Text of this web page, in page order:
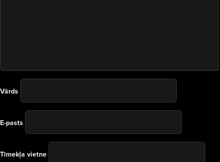
Vārds
E-pasts
Tīmekļa vietne